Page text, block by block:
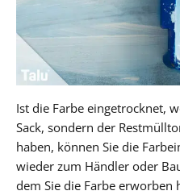
Ist die Farbe eingetrocknet,
Sack, sondern der
haben, können Sie die
wieder zum Händler oder
dem Sie die Farbe erworben